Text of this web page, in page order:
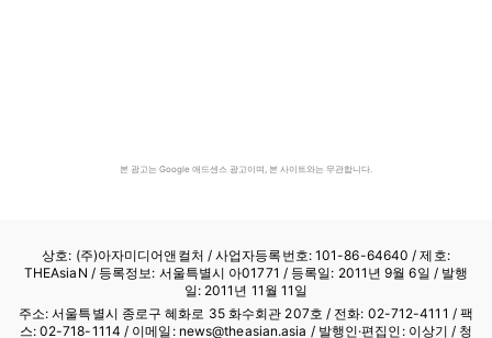
본 광고는 Google 애드센스 광고이며, 본 사이트와는 무관합니다.
상호: (주)아자미디어앤컬처 /사업자등록번호: 101-86-64640 / 제호:
THEAsiaN / 등록정보: 서울특별시 아01771 / 등록일: 2011년 9월 6일 / 발행
일: 2011년 11월 11일
주소: 서울특별시 종로구 혜화로 35 화수회관 207호 / 전화: 02-712-4111 / 팩
스: 02-718-1114 / 이메일: news@theasian.asia / 발행인·편집인: 이상기 / 청